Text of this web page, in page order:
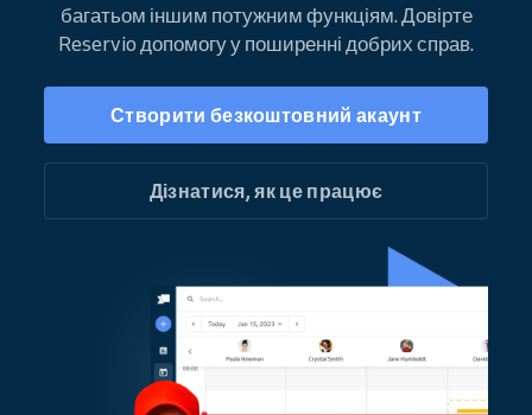
багатьом іншим потужним функціям. Довірте
Reservio допомогу у поширенні добрих справ.
Створити безкоштовний акаунт
Дізнатися, як це працює